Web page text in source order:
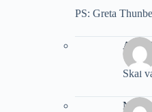
PS: Greta
Atle
Skal